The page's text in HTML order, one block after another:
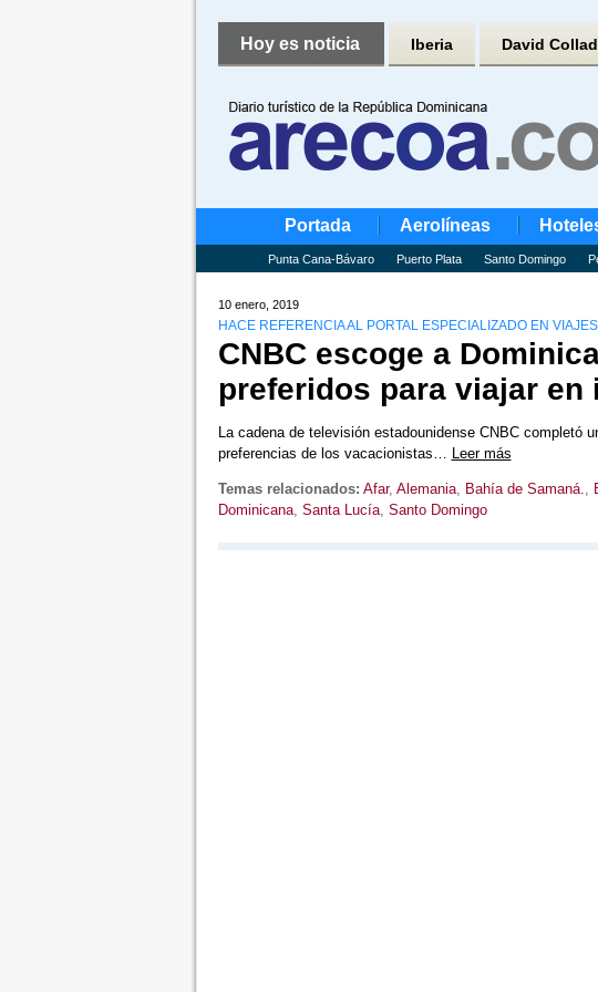
Hoy es noticia Iberia David
Portada Aerolíneas
Punta Cana-Bávaro Puerto Plata Santo Domingo
10 enero, 2019
HACE REFERENCIA AL PORTAL ESPECIALIZADO EN
CNBC escoge a
preferidos para viajar en
La cadena de televisión estadounidense CNBC completó
preferencias de los vacacionistas… Leer más
Temas relacionados: Afar, Alemania, Bahía de Samaná.,
Dominicana, Santa Lucía, Santo Domingo